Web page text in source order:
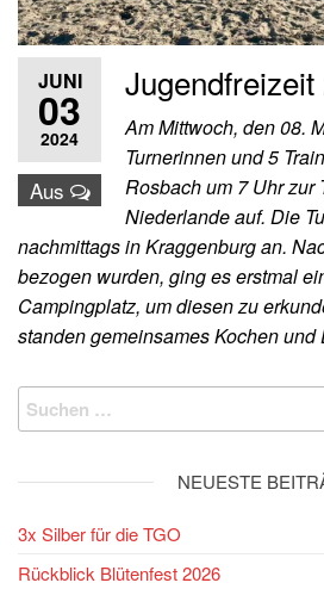
JUNI
03
2024
Aus
Jugendfreizeit
Am Mittwoch, den 08.
Turnerinnen und 5
Rosbach um 7 Uhr zur
Niederlande auf. Die
nachmittags in Kraggenburg an.
bezogen wurden, ging es erstmal
Campingplatz, um diesen zu
standen gemeinsames Kochen
Suchen
nach:
NEUESTE
3x Silber für die TGO
Rückblick Blütenfest 2026